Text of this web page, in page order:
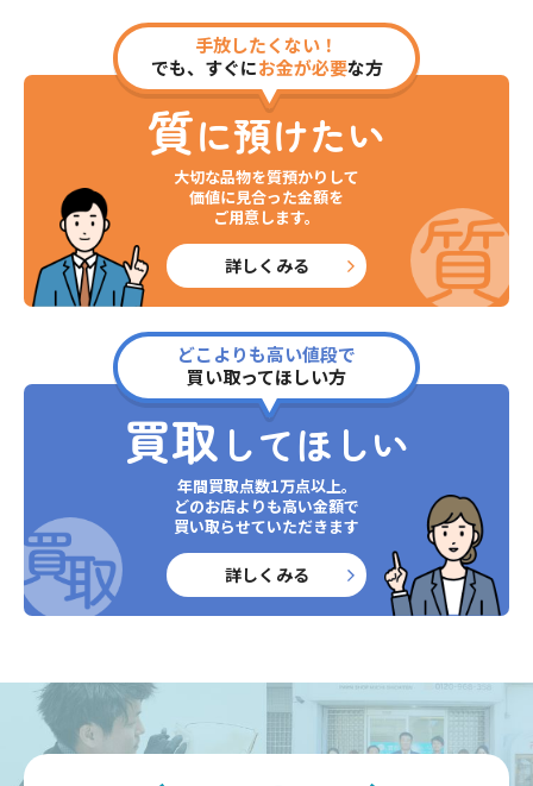
手放したくない！
でも、すぐにお金が必要な方
質に預けたい
大切な品物を質預かりして
価値に見合った金額を
ご用意します。
詳しくみる
どこよりも高い値段で
買い取ってほしい方
買取 してほしい
年間買取点数1万点以上。
どのお店よりも高い金額で
買い取らせていただきます
詳しくみる